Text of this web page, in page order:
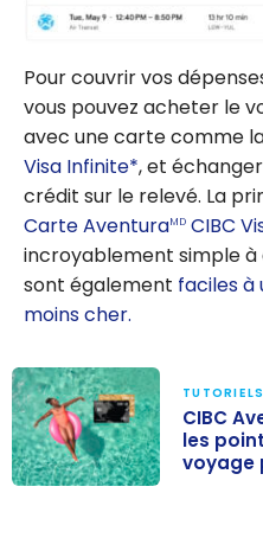
Pour couvrir vos
vous pouvez acheter le
avec une carte comme
Visa Infinite*, et
crédit sur le relevé. La
Carte AventuraMD CIBC
incroyablement simple
sont également faciles à
moins cher.
TUTORIELS
CIBC
les
voyage